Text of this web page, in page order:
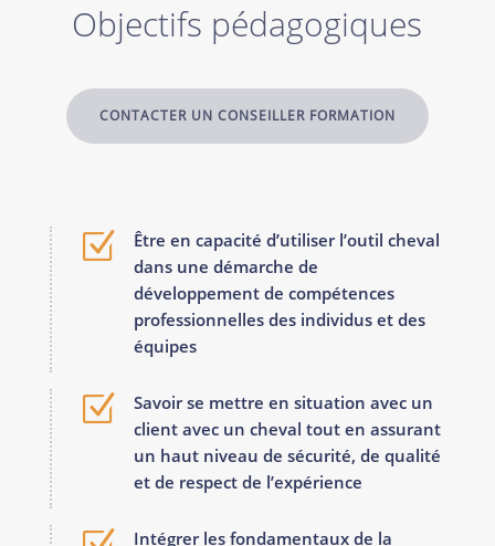
Objectifs pédagogiques
CONTACTER UN CONSEILLER FORMATION
Z
Être en capacité d’utiliser l’outil cheval
dans une démarche de
développement de compétences
professionnelles des individus et des
équipes
Z
Savoir se mettre en situation avec un
client avec un cheval tout en assurant
un haut niveau de sécurité, de qualité
et de respect de l’expérience
Intégrer les fondamentaux de la